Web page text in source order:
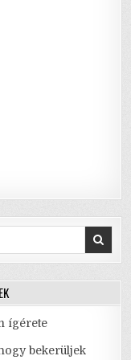
ígérete
bekerüljek